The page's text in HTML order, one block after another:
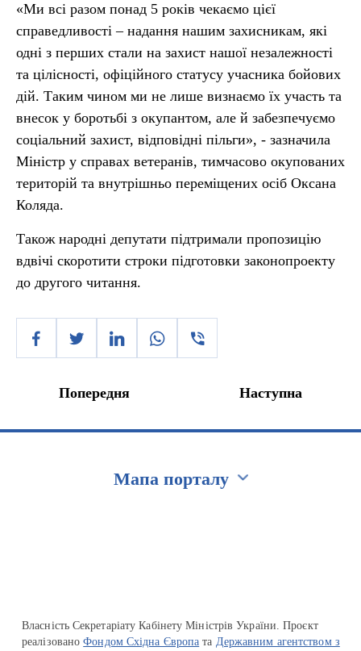
«Ми всі разом понад 5 років чекаємо цієї
справедливості – надання нашим захисникам, які
одні з перших стали на захист нашої незалежності
та цілісності, офіційного статусу учасника бойових
дій. Таким чином ми не лише визнаємо їх участь та
внесок у боротьбі з окупантом, але й забезпечуємо
соціальний захист, відповідні пільги», - зазначила
Міністр у справах ветеранів, тимчасово окупованих
територій та внутрішньо переміщених осіб Оксана
Коляда.
Також народні депутати підтримали пропозицію
вдвічі скоротити строки підготовки законопроекту
до другого читання.
Попередня Наступна
Мапа порталу
Власність Секретаріату Кабінету Міністрів України. Проєкт
реалізованоФондом Східна Європа та Державним агентством з